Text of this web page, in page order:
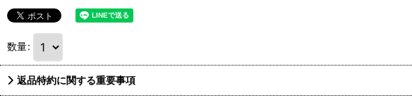
数量:
返品特約に関する重要事項